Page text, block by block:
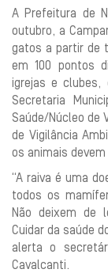
A Prefeitura de
outubro, a
gatos a partir de
em 100 pontos
igrejas e clubes,
Secretaria
Saúde/Núcleo de
de Vigilância
os animais
“A raiva é uma
todos os
Não deixem de
Cuidar da saúde
alerta o
Cavalcanti.